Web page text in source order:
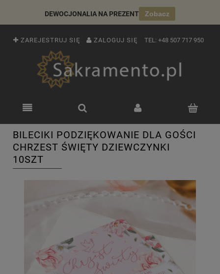
DEWOCJONALIA NA PREZENT Zobacz
ZAREJESTRUJ SIĘ ZALOGUJ SIĘ TEL: +48 507 717 950
BILECIKI PODZIĘKOWANIE DLA GOŚCI
CHRZEST ŚWIĘTY DZIEWCZYNKI
10SZT